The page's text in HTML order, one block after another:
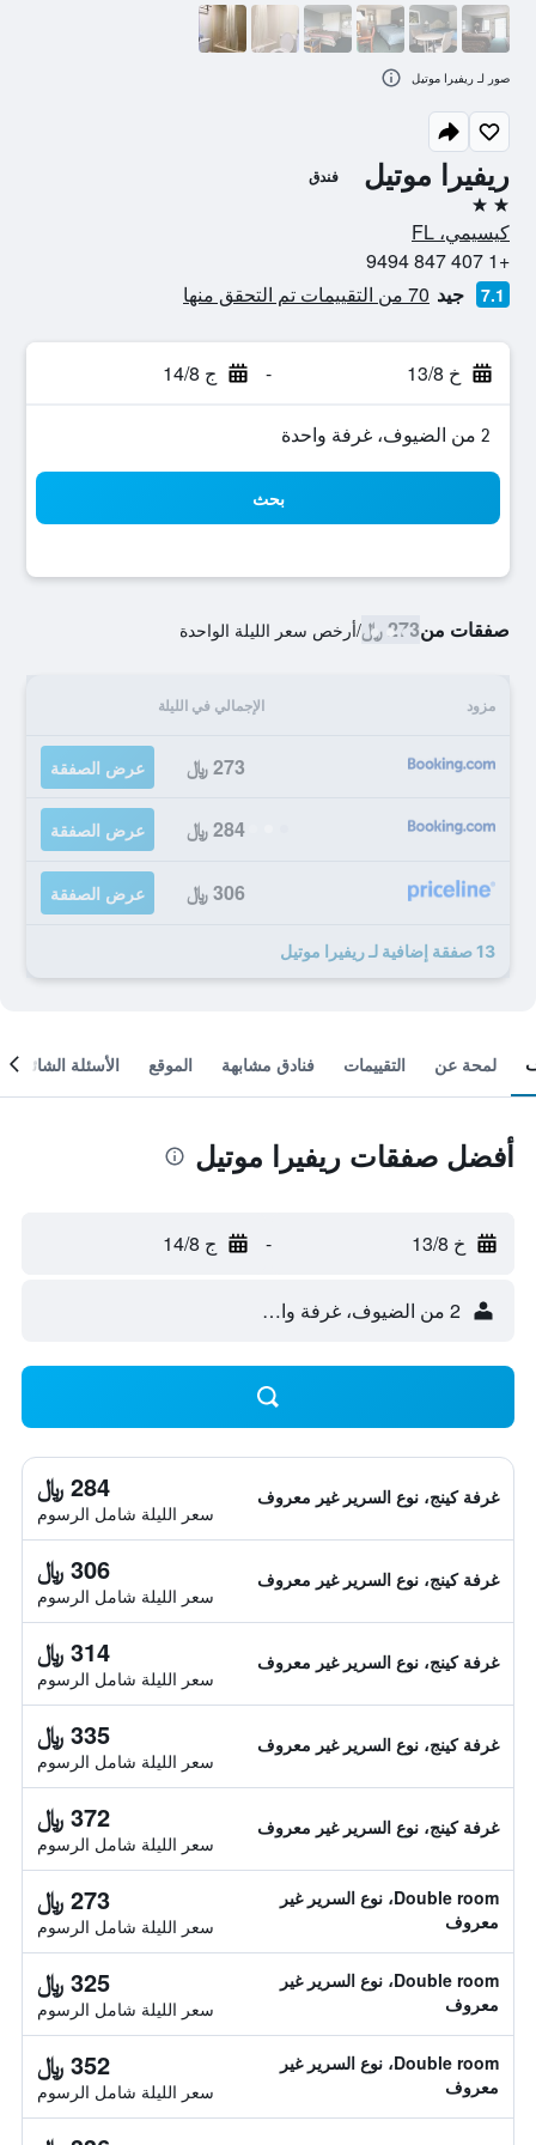
ريفيرا موتيل فندق
2 نجمتين
كيسيمي، FL
+1 407 847 9494
7.1 جيد 70 من التقييمات تم التحقق منها
خ 13/8 - ج 14/8
2 من الضيوف، غرفة واحدة
بحث
صفقات من273 ﷼ /أرخص سعر الليلة الواحدة
مزود الإجمالي في الليلة
273 ﷼ عرض الصفقة
284 ﷼ عرض الصفقة
306 ﷼ عرض الصفقة
13 صفقة إضافية لـ ريفيرا موتيل
صور لـ ريفيرا موتيل
لمحة عن التقييمات فنادق مشابهة الموقع الأسئلة الشائعة
أفضل صفقات ريفيرا موتيل
خ 13/8 - ج 14/8
2 من الضيوف، غرفة واحدة
غرفة كينج، نوع السرير غير معروف 284 ﷼
سعر الليلة شامل الرسوم
غرفة كينج، نوع السرير غير معروف 306 ﷼
سعر الليلة شامل الرسوم
غرفة كينج، نوع السرير غير معروف 314 ﷼
سعر الليلة شامل الرسوم
غرفة كينج، نوع السرير غير معروف 335 ﷼
سعر الليلة شامل الرسوم
غرفة كينج، نوع السرير غير معروف 372 ﷼
سعر الليلة شامل الرسوم
Double room، نوع السرير غير
معروف
273 ﷼
سعر الليلة شامل الرسوم
Double room، نوع السرير غير
معروف
325 ﷼
سعر الليلة شامل الرسوم
Double room، نوع السرير غير
معروف
352 ﷼
سعر الليلة شامل الرسوم